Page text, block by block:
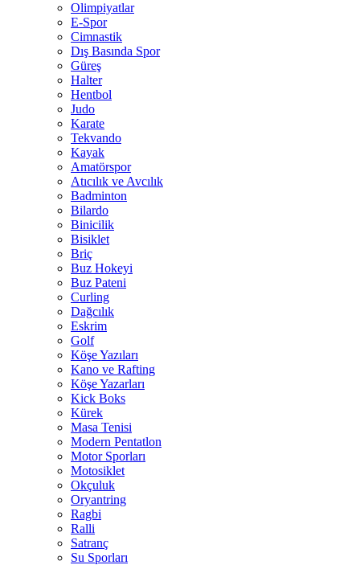
Olimpiyatlar
E-Spor
Cimnastik
Dış Basında Spor
Güreş
Halter
Hentbol
Judo
Karate
Tekvando
Kayak
Amatörspor
Atıcılık ve Avcılık
Badminton
Bilardo
Binicilik
Bisiklet
Briç
Buz Hokeyi
Buz Pateni
Curling
Dağcılık
Eskrim
Golf
Köşe Yazıları
Kano ve Rafting
Köşe Yazarları
Kick Boks
Kürek
Masa Tenisi
Modern Pentatlon
Motor Sporları
Motosiklet
Okçuluk
Oryantring
Ragbi
Ralli
Satranç
Su Sporları